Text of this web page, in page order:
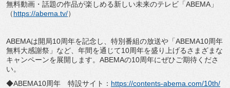
無料動画・話題の作品が楽しめる新しい未来のテレビ「ABEMA」
（https://abema.tv/）
ABEMAは開局10周年を記念し、特別番組の放送や「ABEMA10周年
無料大感謝祭」など、 年間を通じて10周年を盛り上げるさまざまな
キャンペーンを展開 します。ABEMAの10周年にぜひご期待くださ
い。
◆ABEMA10周年 特設サイト： https://contents-abema. com/10th/